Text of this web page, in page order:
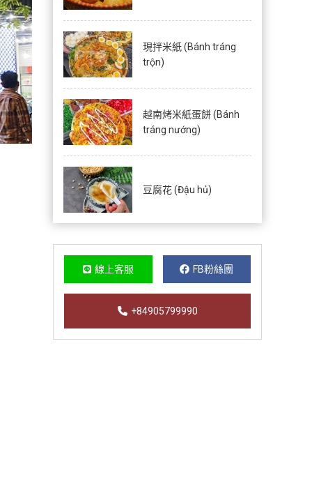
現拌米紙 (Bánh tráng
trộn)
越南烤米紙蛋餅 (Bánh
tráng nướng)
豆腐花 (Đậu hủ)
線上客服 FB粉絲團
+84905799990